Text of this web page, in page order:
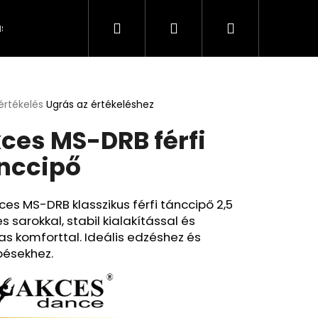
és fizetés Kapcsolat A személyes adatok
KeresésBejelentkezés
Kosár
Ugrás az értékeléshez
MS-DRB férfi
MS-DRB klasszikus férfi tánccipő 2,5
sarokkal, stabil kialakítással és
komforttal. Ideális edzéshez és